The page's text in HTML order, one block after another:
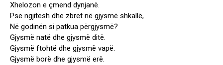
Xhelozon e çmend dynjanë.
Pse ngjitesh dhe zbret në gjysmë shkallë,
Në godinën si patkua përgjysmë?
Gjysmë natë dhe gjysmë ditë.
Gjysmë ftohtë dhe gjysmë vapë.
Gjysmë borë dhe gjysmë erë.